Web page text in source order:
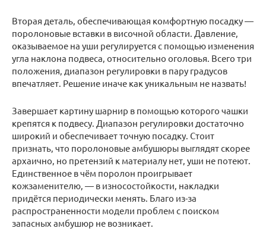
Вторая деталь, обеспечивающая комфортную посадку —
поролоновые вставки в височной области. Давление,
оказываемое на уши регулируется с помощью изменения
угла наклона подвеса, относительно оголовья. Всего три
положения, диапазон регулировки в пару градусов
впечатляет. Решение иначе как уникальным не назвать!
Завершает картину шарнир в помощью которого чашки
крепятся к подвесу. Диапазон регулировки достаточно
широкий и обеспечивает точную посадку. Стоит
признать, что поролоновые амбушюры выглядят скорее
архаично, но претензий к материалу нет, уши не потеют.
Единственное в чём поролон проигрывает
кожзаменителю, — в износостойкости, накладки
придётся периодически менять. Благо из-за
распространенности модели проблем с поиском
запасных амбушюр не возникает.